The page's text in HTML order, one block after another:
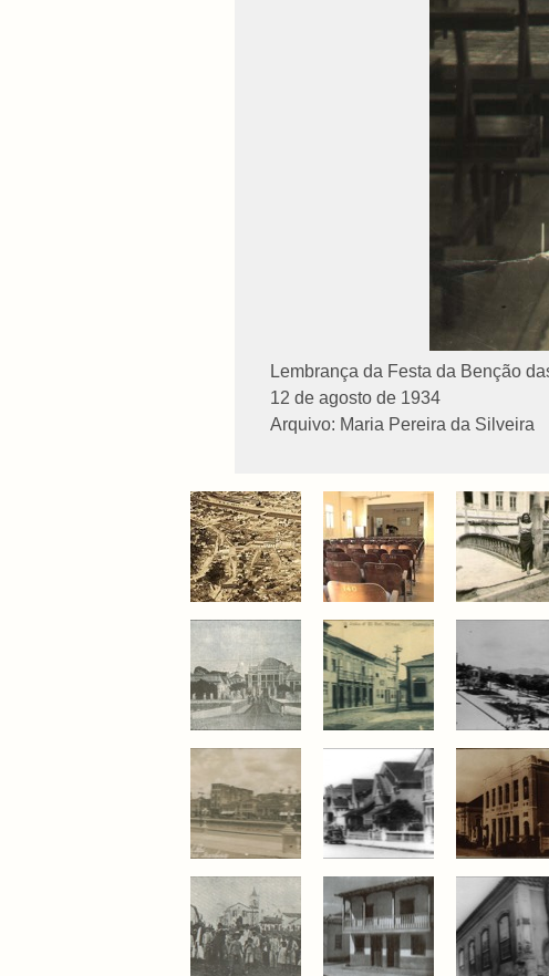
Lembrança da Festa da Benção
12 de agosto de 1934
Arquivo: Maria Pereira da Silveira